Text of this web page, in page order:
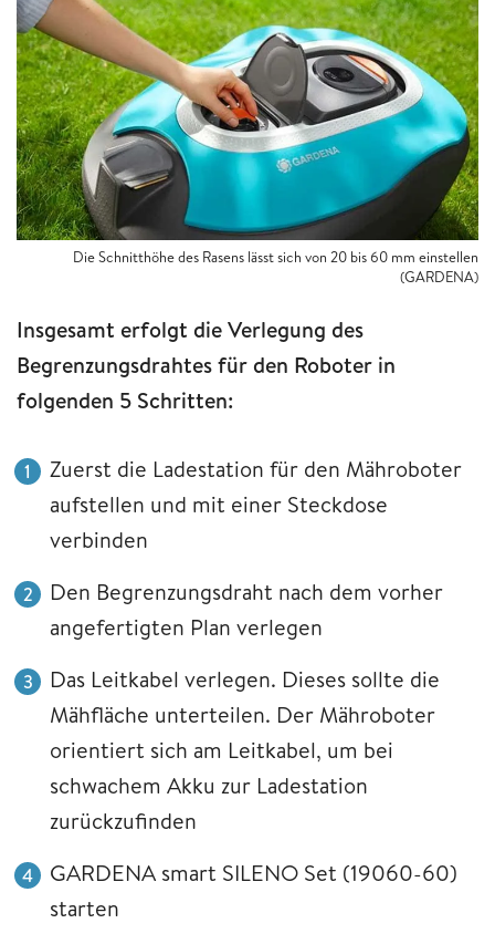
Die Schnitthöhe des Rasens lässt sich von 20 bis 60 mm einstellen
(GARDENA)
Insgesamt erfolgt die Verlegung des
Begrenzungsdrahtes für den Roboter in
folgenden 5 Schritten:
Zuerst die Ladestation für den Mähroboter
aufstellen und mit einer Steckdose
verbinden
Den Begrenzungsdraht nach dem vorher
angefertigten Plan verlegen
Das Leitkabel verlegen. Dieses sollte die
Mähfläche unterteilen. Der Mähroboter
orientiert sich am Leitkabel, um bei
schwachem Akku zur Ladestation
zurückzufinden
GARDENA smart SILENO Set (19060-60)
starten